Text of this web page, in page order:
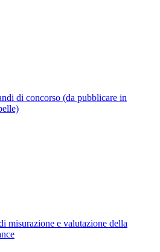
di concorso (da pubblicare in
misurazione e valutazione della